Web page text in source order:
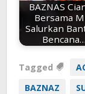
BAZNAS
Bersama
Salurkan
Bencana…
Tagged
BAZNAZ